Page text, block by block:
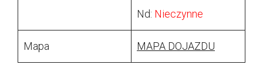
Nd: Nieczynne
Mapa MAPA DOJAZDU